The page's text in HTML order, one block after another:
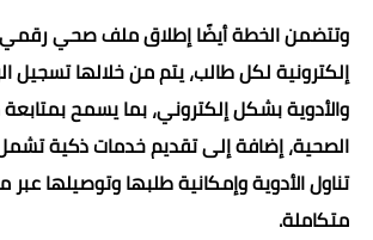
وتتضمن الخطة أيضًا إطلاق ملف صحي
إلكترونية لكل طالب، يتم من خلالها تسجيل
والأدوية بشكل إلكتروني، بما يسمح
الصحية، إضافة إلى تقديم خدمات ذكية تشمل
تناول الأدوية وإمكانية طلبها وتوصيلها
متكاملة.